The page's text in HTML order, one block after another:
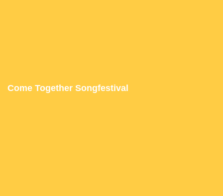
Come Together Songfestival